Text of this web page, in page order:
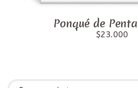
Ponqué de
$23.000